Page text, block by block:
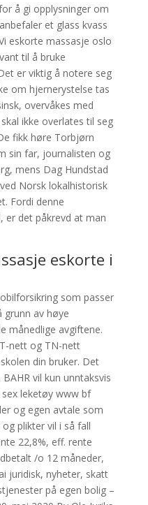
å gi opplysninger om
et glass kvass
eskorte massasje oslo
til å bruke
er viktig å notere seg
om hjernerystelse tas
overvåkes med
ikke overlates til seg
fikk høre Torbjørn
sin far, journalisten og
mens Dag Hundstad
Norsk lokalhistorisk
Fordi denne
er det påkrevd at man
eskorte i
som passer
av høye
månedlige avgiftene.
nett og TN-nett
din bruker. Det
vil kun unntaksvis
leketøy www bf
og egen avtale som
plikter vil i så fall
22,8%, eff. rente
/o 12 måneder,
juridisk, nyheter, skatt
på egen bolig –